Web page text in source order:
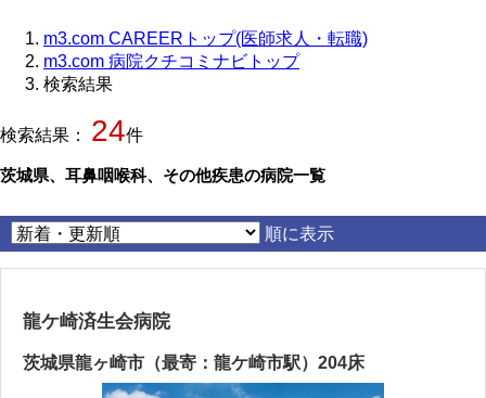
m3.com CAREERトップ(医師求人・転職)
m3.com 病院クチコミナビトップ
検索結果
検索結果： 24件
茨城県、耳鼻咽喉科、その他疾患の病院一覧
順に表示
龍ケ崎済生会病院
茨城県龍ヶ崎市（最寄：龍ケ崎市駅）204床